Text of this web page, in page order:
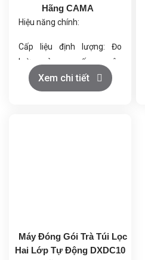
Hãng CAMA
Hiệu năng chính:
Cấp liệu định lượng: Đo
lường và cung cấp nguyên
liệu trà vào túi với độ chính
xác cao.
kiểm soát sản lượng.
Đóng hộp: Đưa túi trà vào
Xem chi tiết
Máy Đóng Gói Trà Túi Lọc
Hai Lớp Tự Động DXDC10